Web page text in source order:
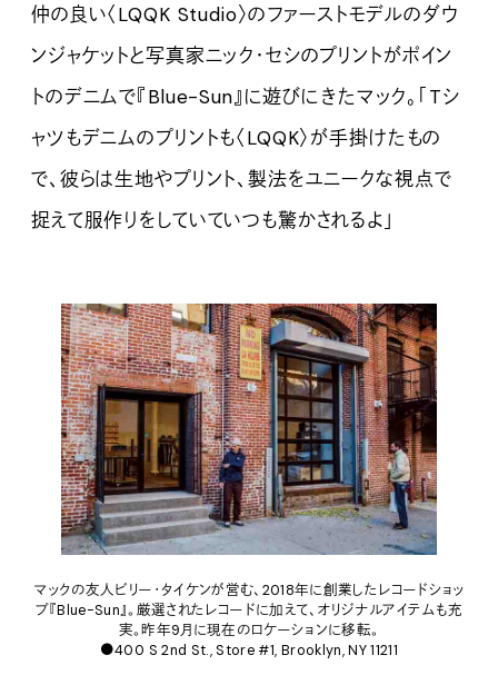
仲の良い〈LQQK Studio〉のファーストモデルのダウ
ンジャケットと写真家ニック・セシのプリントがポイン
トのデニムで『Blue-Sun』に遊びにきたマック。「Tシ
ャツもデニムのプリントも〈LQQK〉が手掛けたもの
で、彼らは生地やプリント、製法をユニークな視点で
捉えて服作りをしていていつも驚かされるよ」
マックの友人ビリー・タイケンが営む、2018年に創業したレコードショッ
プ『Blue-Sun』。厳選されたレコードに加えて、オリジナルアイテムも充
実。昨年9月に現在のロケーションに移転。
●400 S 2nd St., Store #1, Brooklyn, NY 11211